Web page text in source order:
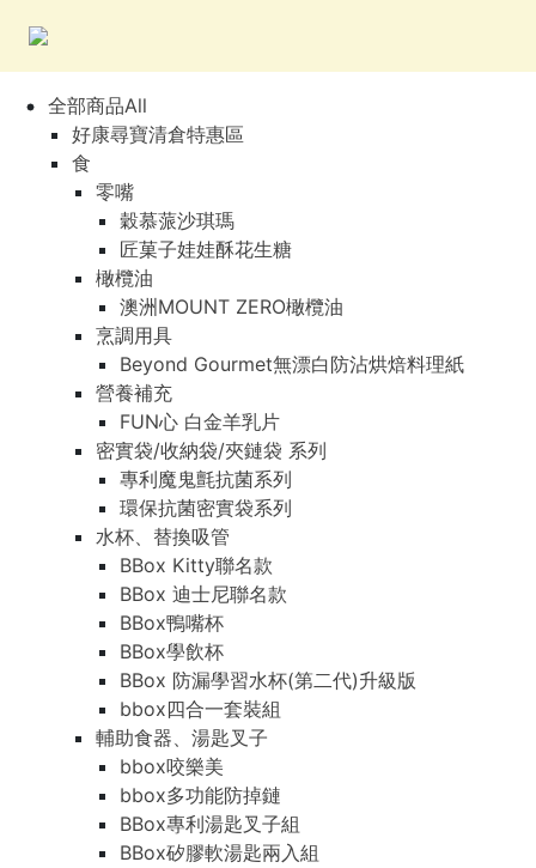
全部商品All
好康尋寶清倉特惠區
食
零嘴
穀慕蒎沙琪瑪
匠菓子娃娃酥花生糖
橄欖油
澳洲MOUNT ZERO橄欖油
烹調用具
Beyond Gourmet無漂白防沾烘焙料理紙
營養補充
FUN心 白金羊乳片
密實袋/收納袋/夾鏈袋 系列
專利魔鬼氈抗菌系列
環保抗菌密實袋系列
水杯、替換吸管
BBox Kitty聯名款
BBox 迪士尼聯名款
BBox鴨嘴杯
BBox學飲杯
BBox 防漏學習水杯(第二代)升級版
bbox四合一套裝組
輔助食器、湯匙叉子
bbox咬樂美
bbox多功能防掉鏈
BBox專利湯匙叉子組
BBox矽膠軟湯匙兩入組